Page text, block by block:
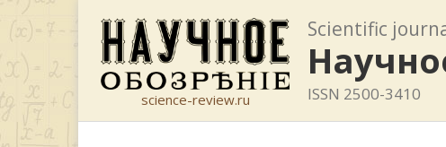
science-review.ru
Scientific
ISSN 2500-3410